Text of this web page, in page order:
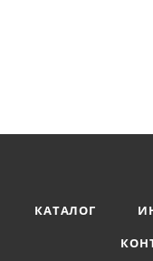
КАТАЛОГ